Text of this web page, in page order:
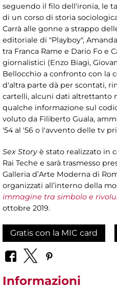
seguendo il filo dell'ironia, le
di un corso di storia
Carrà alle gonne a strappo
editoriale di "Playboy",
tra Franca Rame e Dario Fo e
giornalistici (Enzo Biagi,
Bellocchio a confronto con la
d'altra parte dà per scontati,
cartelli, alcuni dati altrettanto
qualche informazione sul
voluto da Filiberto Guala,
'54 al '56 o l'avvento delle tv
Sex Storyè stato realizzato in
Rai Teche e sarà trasmesso
Galleria d’Arte Moderna di
organizzati all’interno della
immagine tra simbolo e
ottobre 2019.
Gratis con la MIC card
Informazioni